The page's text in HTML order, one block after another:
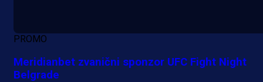
PROMO
Meridianbet zvanični sponzor UFC Fight Night
Belgrade